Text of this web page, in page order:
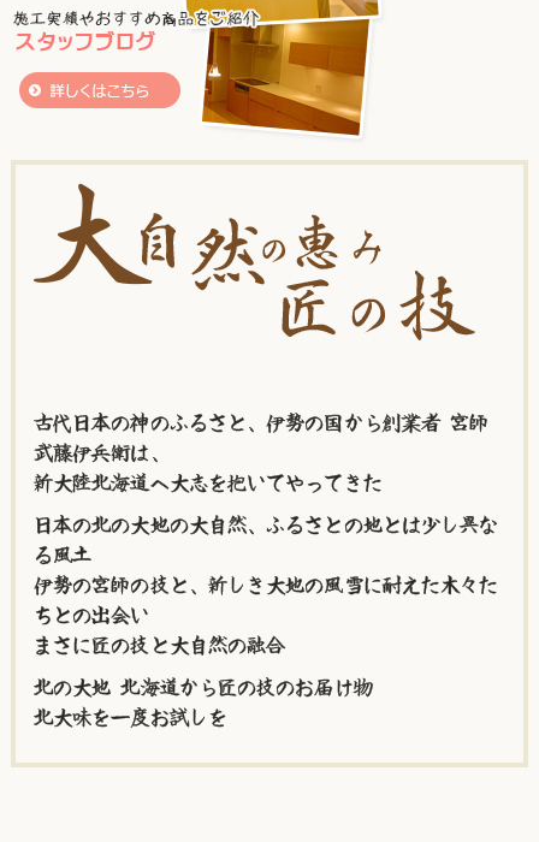
古代日本の神のふるさと、伊勢の国から創業者 宮師
武藤伊兵衛は、
新大陸北海道へ大志を抱いてやってきた
日本の北の大地の大自然、ふるさとの地とは少し異な
る風土
伊勢の宮師の技と、新しき大地の風雪に耐えた木々た
ちとの出会い
まさに匠の技と大自然の融合
北の大地 北海道から匠の技のお届け物
北大味を一度お試しを